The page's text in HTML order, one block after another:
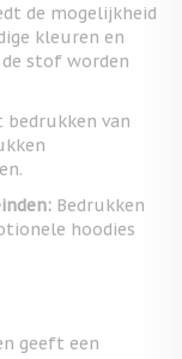
de mogelijkheid
kleuren en
stof worden
bedrukken van
Bedrukken
hoodies
geeft een